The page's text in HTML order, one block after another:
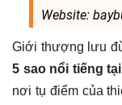
Website:
Giới thượng lưu
5 sao nổi tiếng
nơi tụ điểm của